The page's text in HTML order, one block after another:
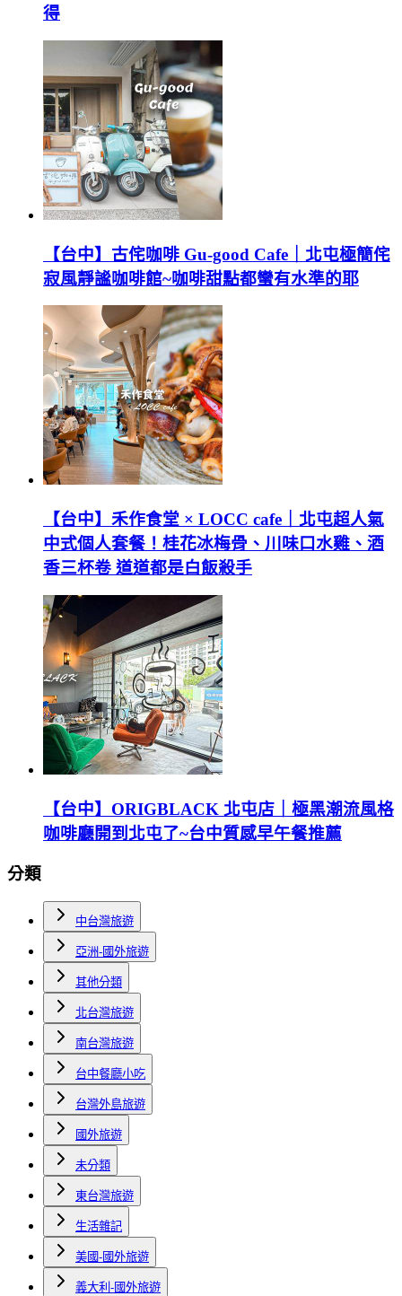
得
【台中】古侘咖啡 Gu-good Cafe｜北屯極簡侘
寂風靜謐咖啡館~咖啡甜點都蠻有水準的耶
【台中】禾作食堂 × LOCC cafe｜北屯超人氣
中式個人套餐！桂花冰梅骨、川味口水雞、酒
香三杯卷 道道都是白飯殺手
【台中】ORIGBLACK 北屯店｜極黑潮流風格
咖啡廳開到北屯了~台中質感早午餐推薦
分類
中台灣旅遊
亞洲-國外旅遊
其他分類
北台灣旅遊
南台灣旅遊
台中餐廳小吃
台灣外島旅遊
國外旅遊
未分類
東台灣旅遊
生活雜記
美國-國外旅遊
義大利-國外旅遊